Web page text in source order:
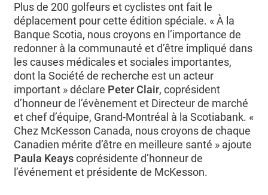
Plus de 200 golfeurs et cyclistes ont fait le
déplacement pour cette édition spéciale. « À la
Banque Scotia, nous croyons en l’importance de
redonner à la communauté et d’être impliqué dans
les causes médicales et sociales importantes,
dont la Société de recherche est un acteur
important » déclare Peter Clair, coprésident
d’honneur de l’évènement et Directeur de marché
et chef d’équipe, Grand-Montréal à la Scotiabank. «
Chez McKesson Canada, nous croyons de chaque
Canadien mérite d’être en meilleure santé » ajoute
Paula Keayscoprésidente d’honneur de
l’événement et présidente de McKesson.